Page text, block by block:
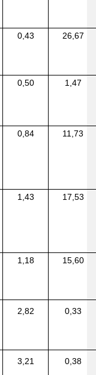
0,43 26,67
0,50 1,47
0,84 11,73
1,43 17,53
1,18 15,60
2,82 0,33
3,21 0,38